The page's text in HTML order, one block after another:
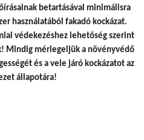
betartásával minimálisra
használatából fakadó kockázat.
védekezéshez lehetőség szerint
Mindig mérlegeljük a növényvédő
és a vele járó kockázatot az
állapotára!